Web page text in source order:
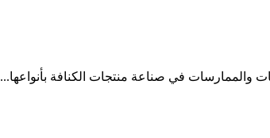
في صناعة منتجات الكنافة بأنواعها...